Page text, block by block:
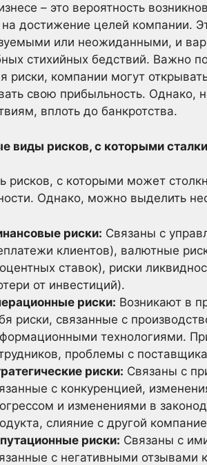
– это вероятность
на достижение целей компании.
или неожиданными, и
стихийных бедствий. Важно
риски, компании могут
свою прибыльность. Однако,
вплоть до банкротства.
виды рисков, с которыми
рисков, с которыми может
Однако, можно выделить
риски: Связаны с
клиентов), валютные
ставок), риски
от инвестиций).
риски: Возникают в
риски, связанные с
технологиями.
проблемы с
риски: Связаны с
с конкуренцией,
и изменениями в
слияние с другой
риски: Связаны с
с негативными отзывами